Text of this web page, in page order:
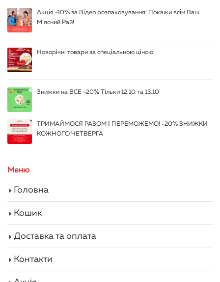
Акція -10% за Відео розпаковування! Покажи всім Ваш
М’ясний Рай!
Новорічні товари за спеціальною ціною!
Знижки на ВСЕ -20% Тільки 12.10 та 13.10
ТРИМАЙМОСЯ РАЗОМ І ПЕРЕМОЖЕМО! -20% ЗНИЖКИ
КОЖНОГО ЧЕТВЕРГА
Меню
Головна
Кошик
Доставка та оплата
Контакти